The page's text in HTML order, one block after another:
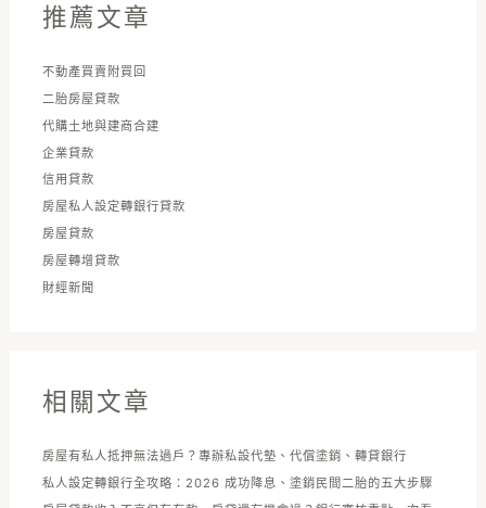
:推薦文章
不動產買賣附買回
二胎房屋貸款
代購土地與建商合建
企業貸款
信用貸款
房屋私人設定轉銀行貸款
房屋貸款
房屋轉增貸款
財經新聞
相關文章
房屋有私人抵押無法過戶？專辦私設代墊、代償塗銷、轉貸銀行
私人設定轉銀行全攻略：2026 成功降息、塗銷民間二胎的五大步驟